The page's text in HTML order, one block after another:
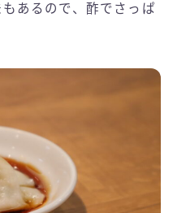
あるので、酢でさっぱ